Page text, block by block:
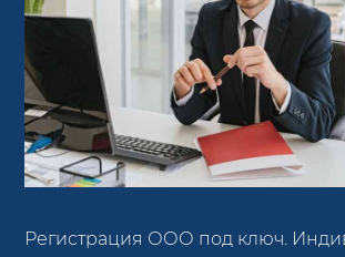
Регистрация ООО под ключ.